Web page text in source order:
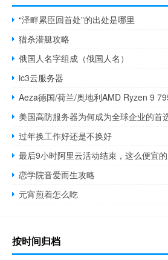
“泽畔累臣回首处”的出处是哪里
猎杀潜艇攻略
俄国人名字组成（俄国人名）
ic3云服务器
过年换工作好还是不换好
恋学院音爱而生攻略
元宵煎着怎么吃
按时间归档